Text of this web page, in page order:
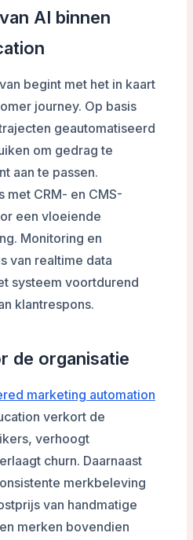
AI binnen
begint met het in kaart
journey. Op basis
geautomatiseerd
om gedrag te
aan te passen.
met CRM- en CMS-
een vloeiende
Monitoring en
van realtime data
systeem voortdurend
klantrespons.
de organisatie
marketing automation
verkort de
verhoogt
churn. Daarnaast
merkbeleving
van handmatige
merken bovendien